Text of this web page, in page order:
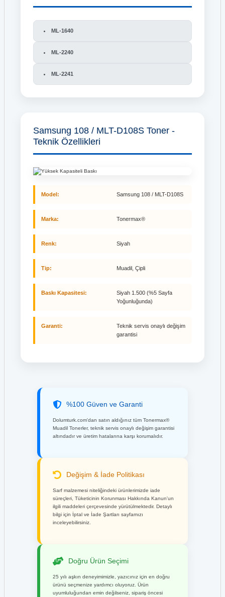
ML-1640
ML-2240
ML-2241
Samsung 108 / MLT-D108S Toner -
Teknik Özellikleri
Model: Samsung 108 / MLT-D108S
Marka: Tonermax®
Renk: Siyah
Tip: Muadil, Çipli
Baskı Kapasitesi:
Siyah 1.500 (%5 Sayfa
Yoğunluğunda)
Garanti:
Teknik servis onaylı değişim
garantisi
%100 Güven ve Garanti
Dolumturk.com'dan satın aldığınız tüm Tonermax®
Muadil Tonerler, teknik servis onaylı değişim garantisi
altındadır ve üretim hatalarına karşı korumalıdır.
Değişim & İade Politikası
Sarf malzemesi niteliğindeki ürünlerimizde iade
süreçleri, Tüketicinin Korunması Hakkında Kanun'un
ilgili maddeleri çerçevesinde yürütülmektedir. Detaylı
bilgi için İptal ve İade Şartları sayfamızı
inceleyebilirsiniz.
Doğru Ürün Seçimi
25 yılı aşkın deneyimimizle, yazıcınız için en doğru
ürünü seçmenize yardımcı oluyoruz. Ürün
uyumluluğundan emin değilseniz, sipariş öncesi